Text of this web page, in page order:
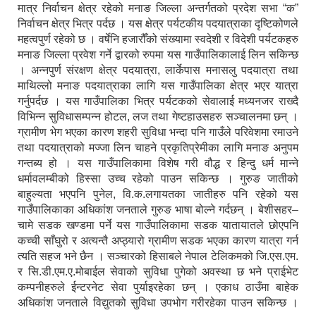
मात्र निर्वाचन क्षेत्र रहेको मनाङ जिल्ला अन्तर्गतको प्रदेश सभा “क”
निर्वाचन क्षेत्र भित्र पर्दछ । यस क्षेत्र पर्यटकीय पदयात्राका दृष्टिकोणले
महत्वपुर्ण रहेको छ । वर्षेनि हजारौँको संख्यामा स्वदेशी र विदेशी पर्यटकहरु
मनाङ जिल्ला प्रवेश गर्ने द्वारको रुपमा यस गाउँपालिकालाई लिन सकिन्छ
। अन्नपुर्ण संरक्षण क्षेत्र पदयात्रा, लार्केपास मनासलु पदयात्रा तथा
माथिल्लो मनाङ पदयात्राका लागि यस गाउँपालिका क्षेत्र भएर यात्रा
गर्नुपर्दछ । यस गाउँपालिका भित्र पर्यटकको सेवालाई मध्यनजर राख्दै
विभिन्न सुविधासम्पन्न होटल, लज तथा गेष्टहाउसहरु सञ्चालनमा छन् ।
ग्रामीण भेग भएका कारण शहरी सुविधा भन्दा पनि गाउँले परिवेशमा रमाउने
तथा पदयात्राको मज्जा लिन चाहने प्रकृतिप्रेमीका लागि मनाङ अनुपम
गन्तब्य हो । यस गाउँपालिकामा विशेष गरी वौद्ध र हिन्दु धर्म मान्ने
धर्मावलम्बीको हिस्सा उच्च रहेको पाउन सकिन्छ । गुरुङ जातीको
बाहुल्यता भएपनि पुनेल, वि.क.लगायतका जातीहरु पनि रहेको यस
गाउँपालिकाका अधिकांश जनताले गुरुङ भाषा बोल्ने गर्दछन् । बेशीसहर–
चामे सडक खण्डमा पर्ने यस गाउँपालिकामा सडक यातायातले छोएपनि
कच्ची साँघुरो र अत्यन्तै अप्ठ्यारो ग्रामीण सडक भएका कारण यात्रा गर्न
त्यति सहज भने छैन । सञ्चारको हिसाबले नेपाल टेलिकमको जि.एस.एम.
र सि.डी.एम.ए.मोबाईल सेवाको सुविधा पुगेको अवस्था छ भने प्राईभेट
कम्पनीहरुले ईन्टरनेट सेवा पुर्याइरहेका छन् । एकाध ठाउँमा बाहेक
अधिकांश जनताले विद्युतको सुविधा उपभोग गरीरहेका पाउन सकिन्छ ।